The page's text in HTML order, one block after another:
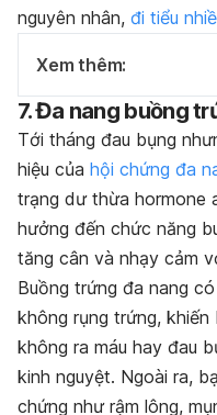
nguyên nhân, đi tiểu
Xem thêm:
7. Đa nang buồng
Tới tháng đau bụng
hiệu của hội chứng đa
trạng dư thừa hormone
hưởng đến chức năng
tăng cân và nhạy cảm
Buồng trứng đa nang
không rụng trứng,
không ra máu hay đau
kinh nguyệt. Ngoài ra,
chứng nhưrậm lông,